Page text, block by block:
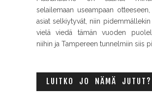
selailemaan useampaan
asiat selkiytyvät, niin pidemmällekin
vielä viedä tämän vuoden
niihin ja Tampereen tunnelmiin siis
LUITKO JO NÄMÄ JUTUT?